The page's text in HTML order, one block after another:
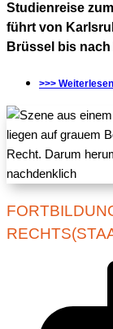
Studienreise
führt von
Brüssel bis nach
>>> Weiterlesen